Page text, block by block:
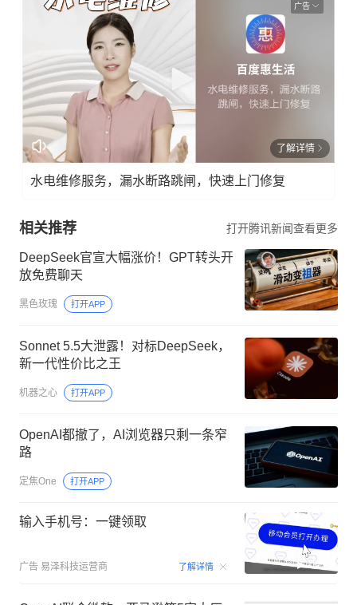
广告
了解详情
水电维修服务，漏水断路跳闸，快速上门修复
相关推荐 打开腾讯新闻查看更多
DeepSeek官宣大幅涨价！GPT转头开
放免费聊天
黑色玫瑰 打开APP
Sonnet 5.5大泄露！对标DeepSeek，
新一代性价比之王
机器之心 打开APP
OpenAI都撤了，AI浏览器只剩一条窄
路
定焦One 打开APP
输入手机号：一键领取
广告 易泽科技运营商 了解详情 00:15